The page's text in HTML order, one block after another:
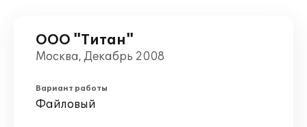
ООО "Титан"
Москва, Декабрь 2008
Вариант работы
Файловый